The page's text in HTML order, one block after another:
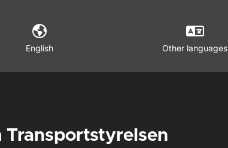
English Other languages
Transportstyrelsen